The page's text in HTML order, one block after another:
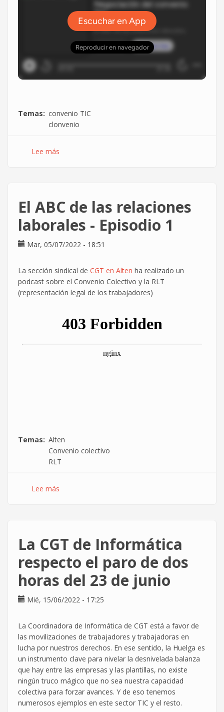
Temas
convenio TIC
clonvenio
Lee más
relaciones
laborales
-
3
del
Convenio
TIC"
El ABC de las relaciones
laborales - Episodio 1
Mar, 05/07/2022 - 18:51
La sección sindical de CGT en Alten ha realizado un
podcast sobre el Convenio Colectivo y la RLT
(representación legal de los trabajadores)
Temas
Alten
Convenio colectivo
RLT
Lee más
relaciones
-
Episodio
La CGT de Informática
respecto el paro de dos
horas del 23 de junio
Mié, 15/06/2022 - 17:25
La Coordinadora de Informática de CGT está a favor de
las movilizaciones de trabajadores y trabajadoras en
lucha por nuestros derechos. En ese sentido, la Huelga es
un instrumento clave para nivelar la desnivelada balanza
que hay entre las empresas y las plantillas, no existe
ningún truco mágico que no sea nuestra capacidad
colectiva para forzar avances. Y de eso tenemos
numerosos ejemplos en este sector TIC y el resto.